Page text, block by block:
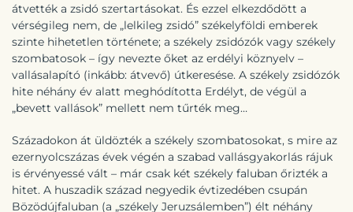
átvették a zsidó szertartásokat. És ezzel elkezdődött a
vérségileg nem, de „lelkileg zsidó” székelyföldi emberek
szinte hihetetlen története; a székely zsidózók vagy székely
szombatosok – így nevezte őket az erdélyi köznyelv –
vallásalapító (inkább: átvevő) útkeresése. A székely zsidózók
hite néhány év alatt meghódította Erdélyt, de végül a
„bevett vallások” mellett nem tűrték meg…
Századokon át üldözték a székely szombatosokat, s mire az
ezernyolcszázas évek végén a szabad vallásgyakorlás rájuk
is érvényessé vált – már csak két székely faluban őrizték a
hitet. A huszadik század negyedik évtizedében csupán
Bözödújfaluban (a „székely Jeruzsálemben”) élt néhány